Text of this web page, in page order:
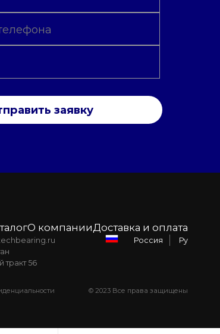
заявку
О компанииДоставка и оплата
56
Россия Ру
© 2023 Все права защищены